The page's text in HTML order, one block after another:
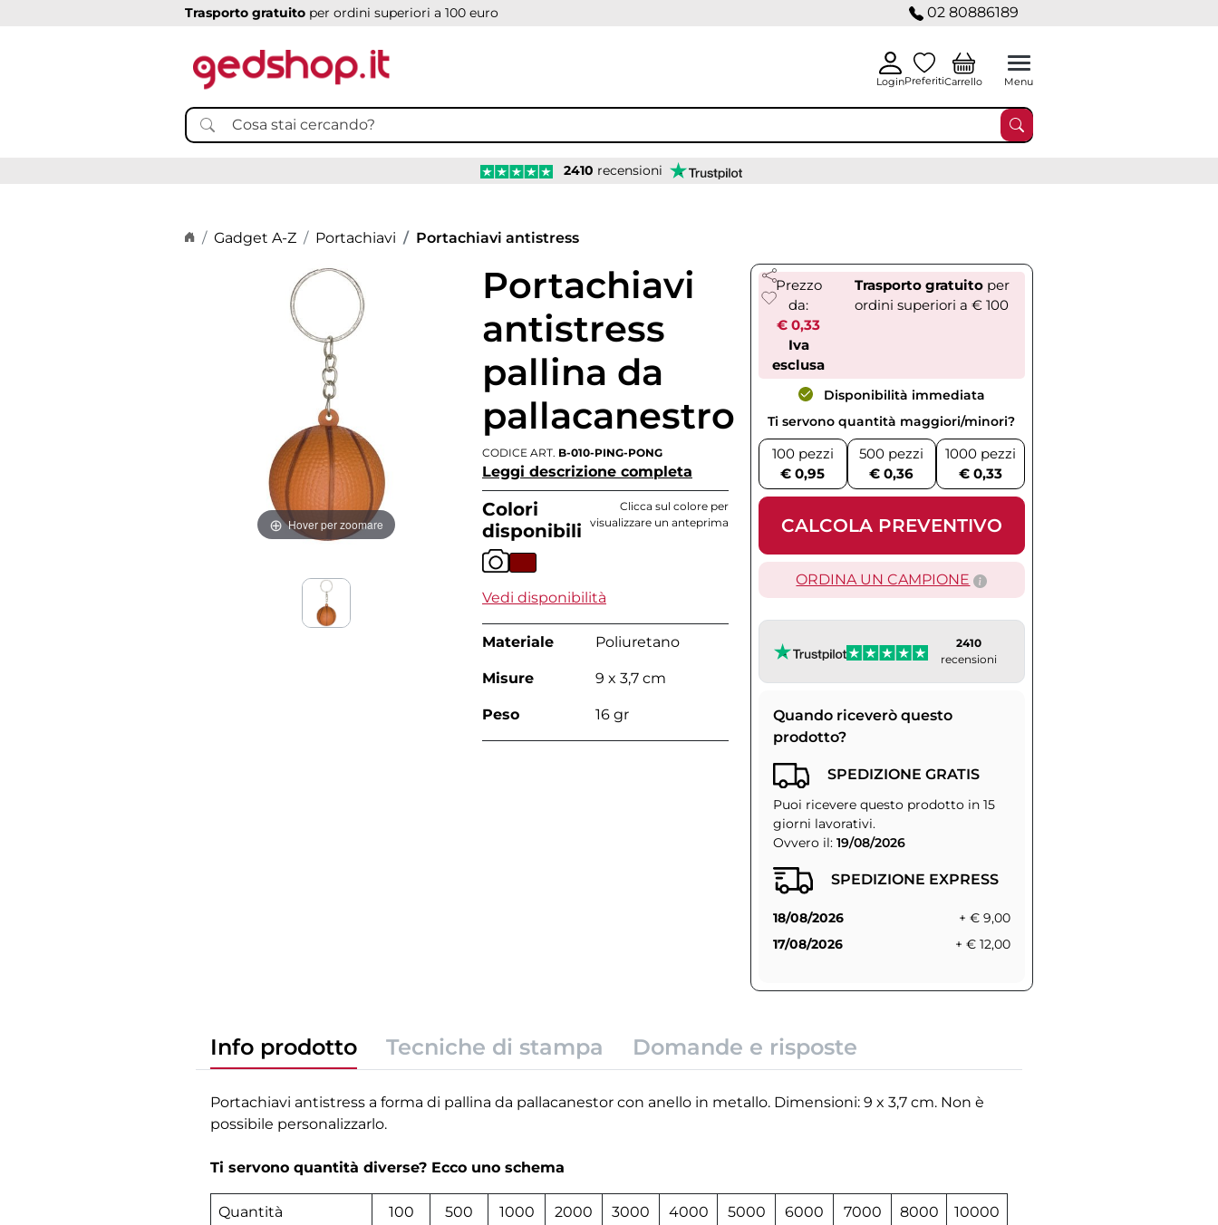
Trasporto gratuito per ordini superiori a 100 euro 02 80886189
LoginPreferitiCarrello Menu
2410 recensioni
Home page
Gadget A-Z Portachiavi Portachiavi antistress
Hover per zoomare
Portachiavi
antistress
pallina da
pallacanestro
CODICE ART. B-010-PING-PONG
Leggi descrizione completa
Colori
disponibili
Clicca sul colore per
visualizzare un anteprima
Vedi disponibilità
Materiale Poliuretano
Misure 9 x 3,7 cm
Peso 16 gr
Prezzo
da:
€ 0,33
Iva
esclusa
Trasporto gratuitoper
ordini superiori a € 100
Disponibilità immediata
Ti servono quantità maggiori/minori?
100 pezzi
€ 0,95
500 pezzi
€ 0,36
1000 pezzi
€ 0,33
CALCOLA PREVENTIVO
ORDINA UN CAMPIONE
2410
recensioni
Quando riceverò questo
prodotto?
SPEDIZIONE GRATIS
Puoi ricevere questo prodotto in 15
giorni lavorativi.
Ovvero il: 19/08/2026
SPEDIZIONE EXPRESS
18/08/2026
+ € 9,00
17/08/2026
+ € 12,00
Info prodotto Tecniche di stampa Domande e risposte
Portachiavi antistress a forma di pallina da pallacanestor con anello in metallo. Dimensioni: 9 x 3,7 cm. Non è
possibile personalizzarlo.
Ti servono quantità diverse? Ecco uno schema
Quantità 100 500 1000 2000 3000 4000 5000 6000 7000 8000 10000